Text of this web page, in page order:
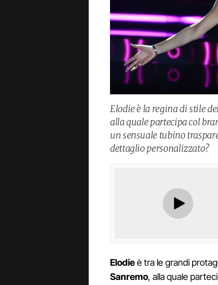
Elodie è la regina di stile
alla quale partecipa col
un sensuale tubino
dettaglio personalizzato?
Elodieè tra le grandi
Sanremo, alla quale